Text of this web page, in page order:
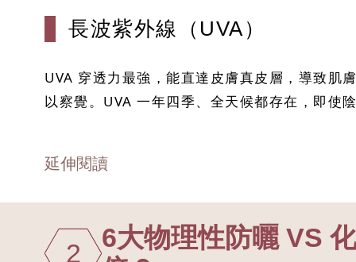
長波紫外線（UVA）
UVA 穿透力最強，能直達皮膚真皮層，導致肌
以察覺。UVA 一年四季、全天候都存在，即使
延伸閱讀
2
6大物理性防曬 VS